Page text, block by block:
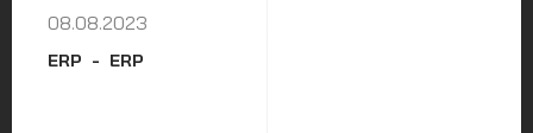
08.08.2023
ERP ERP